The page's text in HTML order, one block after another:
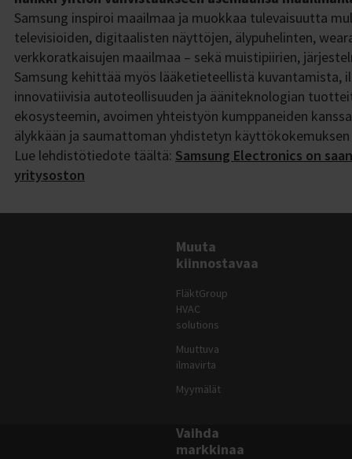
Samsung inspiroi maailmaa ja muokkaa tulevaisuutta
televisioiden, digitaalisten näyttöjen, älypuhelinten,
verkkoratkaisujen maailmaa – sekä muistipiirien,
Samsung kehittää myös lääketieteellistä
innovatiivisia autoteollisuuden ja ääniteknologian
ekosysteemin, avoimen yhteistyön kumppaneiden
älykkään ja saumattoman yhdistetyn
Lue lehdistötiedote täältä: Samsung Electronics on
yritysoston
Muuta
kiinnostavaa
FläktGroup
HVAC
solutions
Muuttuva
ilmavirta
Myymälät
Vaihda
markkinaa